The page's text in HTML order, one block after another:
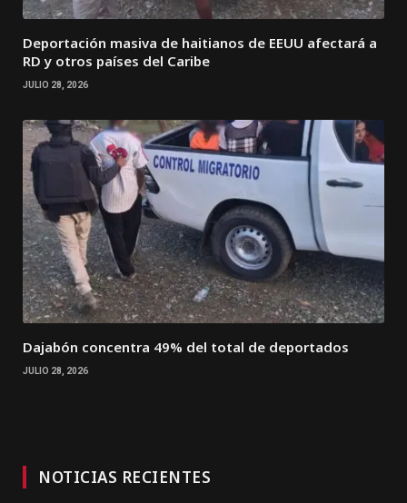
Deportación masiva de haitianos de EEUU afectará a
RD y otros países del Caribe
JULIO 28, 2026
Dajabón concentra 49% del total de deportados
JULIO 28, 2026
NOTICIAS RECIENTES